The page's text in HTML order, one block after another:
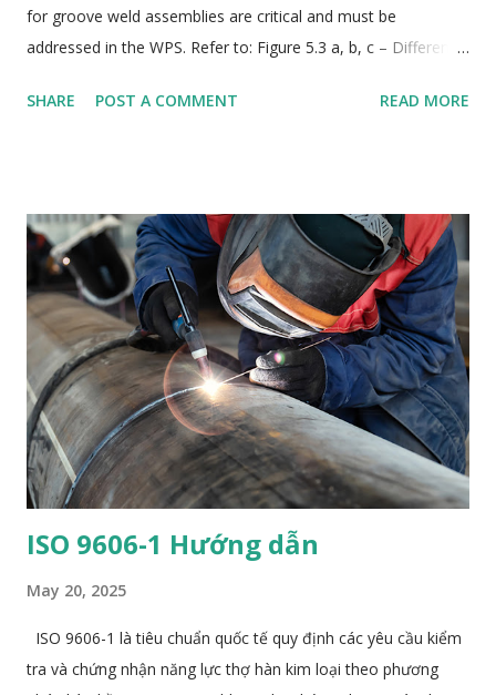
for groove weld assemblies are critical and must be
addressed in the WPS. Refer to: Figure 5.3 a, b, c – Different
Tolerance parameters include : Root opening (often ±1.6 mm
groove welds , where excessive root gap is a nonessential
variable turning essential . 📐 2. Essential Variables in WPS
(Clause 4 and Table 4.5) ✅ Table 4.5, Line 31 – Groove Type
Change in groove type (e.g., single-V → double-V) requires
requalification , unless: It’s a CJP groove weld meeting Clause
3.12, 3.13 (prequalified) or Clause 9.10, 9.11 (tubular
connections). Then, any groove detail conforming to those
figures (e....
SHARE POST A COMMENT READ MORE
ISO 9606-1 Hướng dẫn
May 20, 2025
ISO 9606-1 là tiêu chuẩn quốc tế quy định các yêu cầu kiểm
tra và chứng nhận năng lực thợ hàn kim loại theo phương